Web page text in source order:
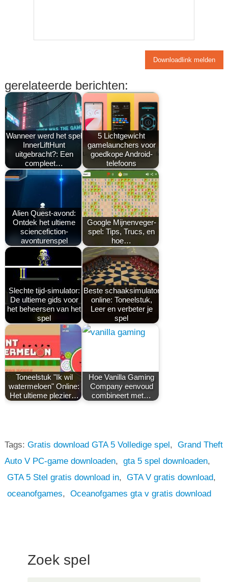
Downloadlink melden
gerelateerde berichten:
Wanneer werd het spel
InnerLiftHunt
uitgebracht?: Een
compleet…
5 Lichtgewicht
gamelaunchers voor
goedkope Android-
telefoons
Alien Quest-avond:
Ontdek het ultieme
sciencefiction-
avonturenspel
Google Mijnenveger-
spel: Tips, Trucs, en
hoe…
Slechte tijd-simulator:
De ultieme gids voor
het beheersen van het
spel
Beste schaaksimulator
online: Toneelstuk,
Leer en verbeter je
spel
Toneelstuk "Ik wil
watermeloen" Online:
Het ultieme plezier…
Hoe Vanilla Gaming
Company eenvoud
combineert met…
Tags: Gratis download GTA 5 Volledige spel, Grand Theft
Auto V PC-game downloaden, gta 5 spel downloaden,
GTA 5 Stel gratis download in, GTA V gratis download,
oceanofgames, Oceanofgames gta v gratis download
Zoek spel